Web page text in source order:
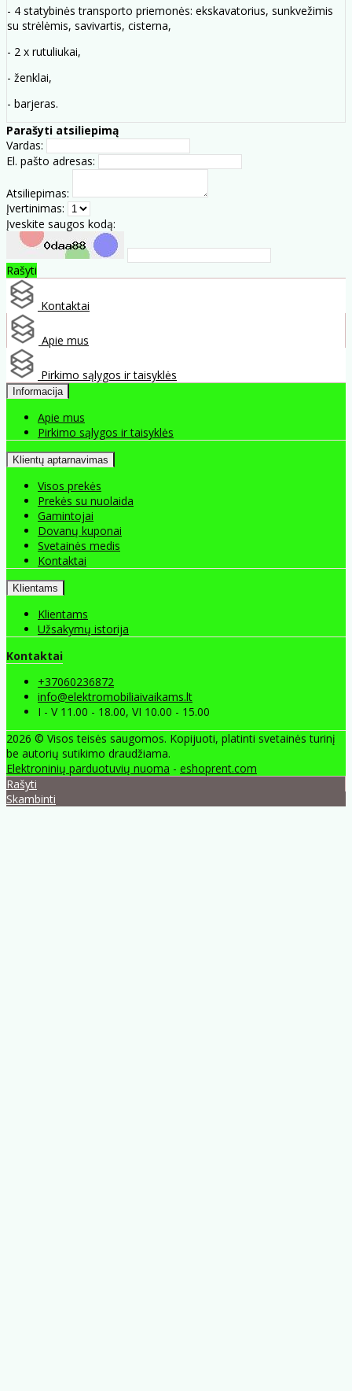
- 4 statybinės transporto priemonės: ekskavatorius, sunkvežimis
su strėlėmis, savivartis, cisterna,
- 2 x rutuliukai,
- ženklai,
- barjeras.
Parašyti atsiliepimą
Vardas:
El. pašto adresas:
Atsiliepimas:
Įvertinimas:
Įveskite saugos kodą:
Rašyti
Kontaktai
Apie mus
Pirkimo sąlygos ir taisyklės
Informacija
Apie mus
Pirkimo sąlygos ir taisyklės
Klientų aptarnavimas
Visos prekės
Prekės su nuolaida
Gamintojai
Dovanų kuponai
Svetainės medis
Kontaktai
Klientams
Klientams
Užsakymų istorija
Kontaktai
+37060236872
info@elektromobiliaivaikams.lt
I - V 11.00 - 18.00, VI 10.00 - 15.00
2026 © Visos teisės saugomos. Kopijuoti, platinti svetainės turinį
be autorių sutikimo draudžiama.
Elektroninių parduotuvių nuoma - eshoprent.com
Rašyti
Skambinti